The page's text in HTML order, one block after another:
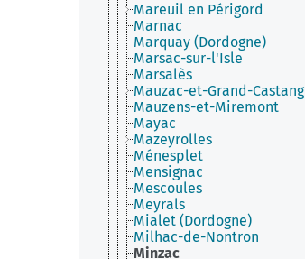
Mareuil en Périgord
Marnac
Marquay (Dordogne)
Marsac-sur-l'Isle
Marsalès
Mauzac-et-Grand-Castang
Mauzens-et-Miremont
Mayac
Mazeyrolles
Ménesplet
Mensignac
Mescoules
Meyrals
Mialet (Dordogne)
Milhac-de-Nontron
Minzac